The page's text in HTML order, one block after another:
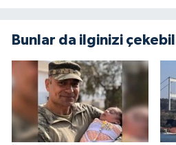
Bunlar da ilginizi